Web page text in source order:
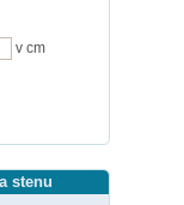
v cm
stenu